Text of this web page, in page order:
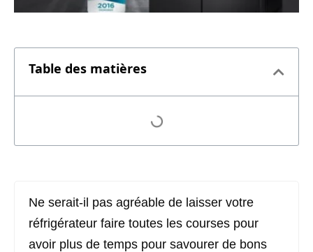
Table des matières
Ne serait-il pas agréable de laisser votre
réfrigérateur faire toutes les courses pour
avoir plus de temps pour savourer de bons